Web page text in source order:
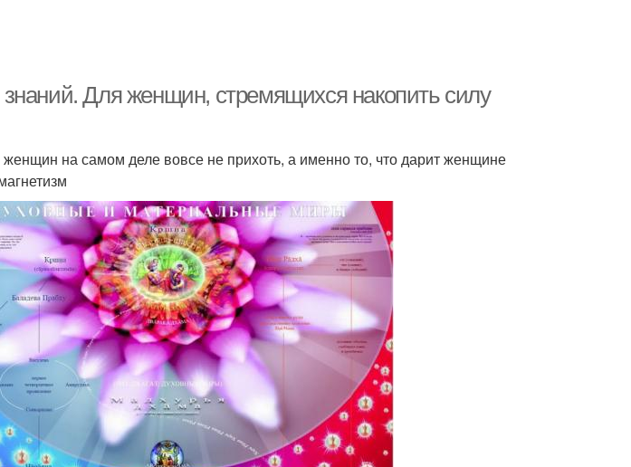
Для женщин, стремящихся накопить силу
на самом деле вовсе не прихоть, а именно то, что дарит женщине